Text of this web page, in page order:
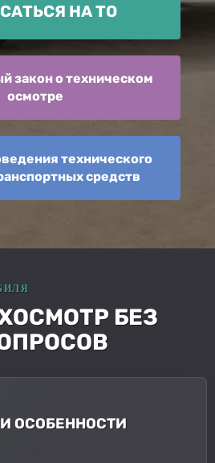
НА ТО
закон о техническом
осмотре
технического
средств
БЕЗ
ОСОБЕННОСТИ